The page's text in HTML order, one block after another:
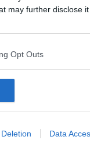
may further disclose
Opt Outs
Data
Le